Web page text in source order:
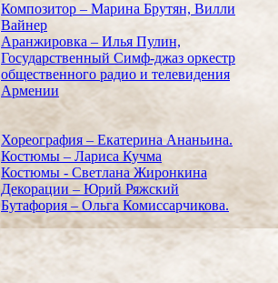
Композитор – Марина Брутян, Вилли
Вайнер
Аранжировка – Илья Пулин,
Государственный Симф-джаз оркестр
общественного радио и телевидения
Армении
Хореография – Екатерина Ананьина.
Костюмы – Лариса Кучма
Костюмы - Светлана Жиронкина
Декорации – Юрий Ряжский
Бутафория – Ольга Комиссарчикова.